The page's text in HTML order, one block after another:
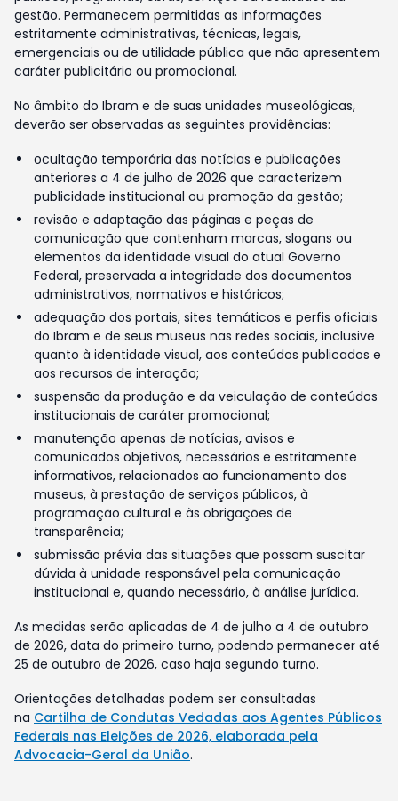
gestão. Permanecem permitidas as informações
estritamente administrativas, técnicas, legais,
emergenciais ou de utilidade pública que não apresentem
caráter publicitário ou promocional.
No âmbito do Ibram e de suas unidades museológicas,
deverão ser observadas as seguintes providências:
ocultação temporária das notícias e publicações
anteriores a 4 de julho de 2026 que caracterizem
publicidade institucional ou promoção da gestão;
revisão e adaptação das páginas e peças de
comunicação que contenham marcas, slogans ou
elementos da identidade visual do atual Governo
Federal, preservada a integridade dos documentos
administrativos, normativos e históricos;
adequação dos portais, sites temáticos e perfis oficiais
do Ibram e de seus museus nas redes sociais, inclusive
quanto à identidade visual, aos conteúdos publicados e
aos recursos de interação;
suspensão da produção e da veiculação de conteúdos
institucionais de caráter promocional;
manutenção apenas de notícias, avisos e
comunicados objetivos, necessários e estritamente
informativos, relacionados ao funcionamento dos
museus, à prestação de serviços públicos, à
programação cultural e às obrigações de
transparência;
submissão prévia das situações que possam suscitar
dúvida à unidade responsável pela comunicação
institucional e, quando necessário, à análise jurídica.
As medidas serão aplicadas de 4 de julho a 4 de outubro
de 2026, data do primeiro turno, podendo permanecer até
25 de outubro de 2026, caso haja segundo turno.
Orientações detalhadas podem ser consultadas
na Cartilha de Condutas Vedadas aos Agentes Públicos
Federais nas Eleições de 2026, elaborada pela
Advocacia-Geral da União.